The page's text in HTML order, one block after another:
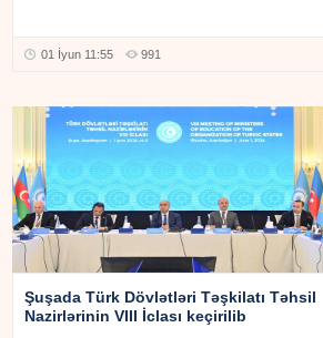
01 İyun 11:55 991
Şuşada Türk Dövlətləri Təşkilatı Təhsil
Nazirlərinin VIII İclası keçirilib